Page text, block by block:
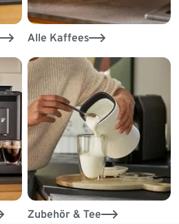
Alle Kaffees
Zubehör & Tee